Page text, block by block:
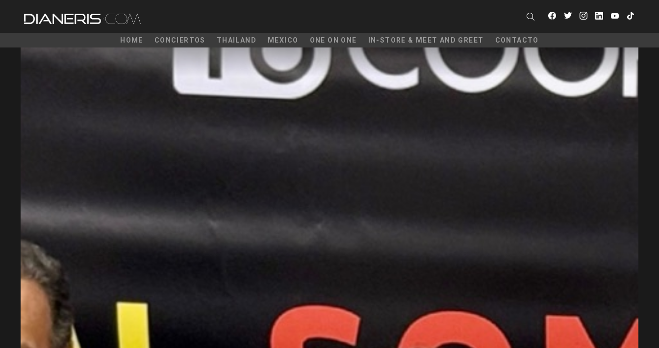
SEARCH facebooktwitterinstagram
linkedin youtube
HOME CONCIERTOS THAILAND MEXICO ONE ON ONE IN-STORE & MEET AND GREET CONTACTO